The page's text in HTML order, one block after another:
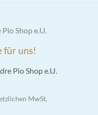
Shop e.U.
für uns!
Pio Shop e.U.
MwSt.